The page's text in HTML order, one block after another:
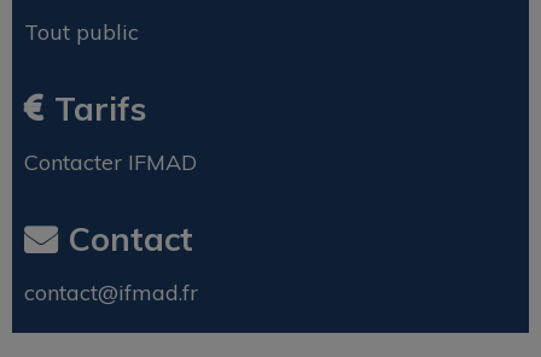
Tout public
Tarifs
Contacter IFMAD
Contact
contact@ifmad.fr